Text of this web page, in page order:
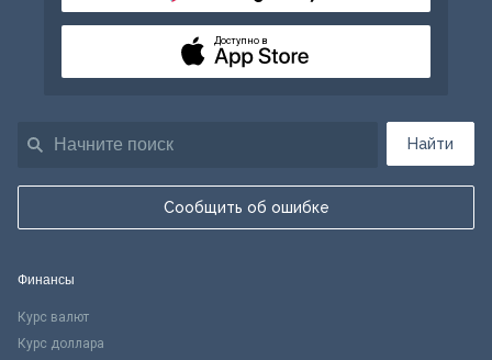
Найти
Сообщить об ошибке
Доступно в
Финансы
Курс валют
Курс доллара